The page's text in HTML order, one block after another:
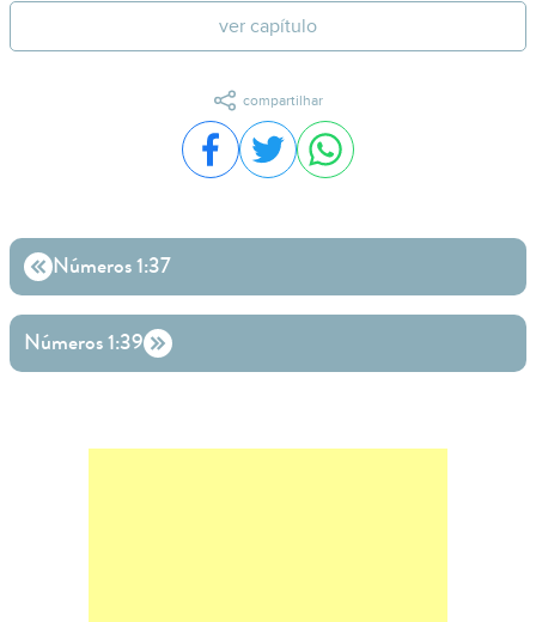
ver capítulo
compartilhar
Compartilhar no Facebook
Compartilhar no Twitter
Compartilhar no
Números 1:37
Números 1:39